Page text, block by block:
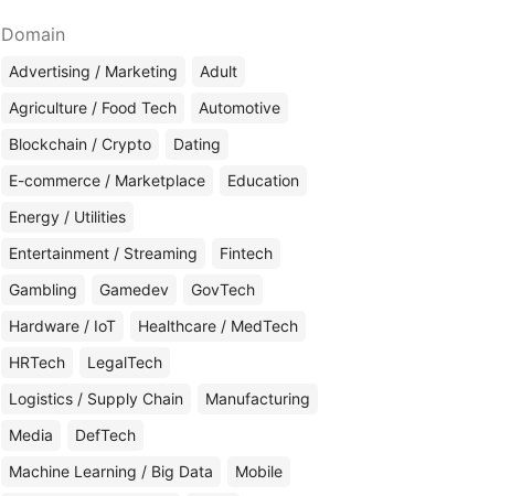
Domain
Advertising / Marketing
Adult
Agriculture / Food Tech
Automotive
Blockchain / Crypto
Dating
E-commerce / Marketplace
Education
Energy / Utilities
Entertainment / Streaming
Fintech
Gambling
Gamedev
GovTech
Hardware / IoT
Healthcare / MedTech
HRTech
LegalTech
Logistics / Supply Chain
Manufacturing
Media
DefTech
Machine Learning / Big Data
Mobile